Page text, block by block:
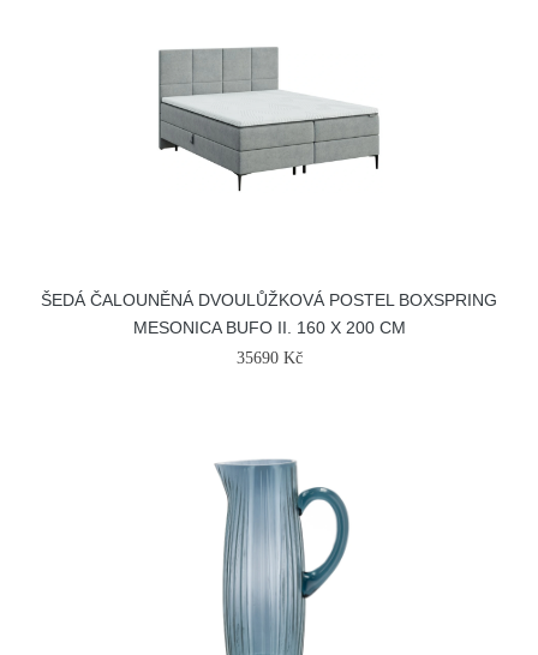
ŠEDÁ ČALOUNĚNÁ DVOULŮŽKOVÁ POSTEL BOXSPRING
MESONICA BUFO II. 160 X 200 CM
35690 Kč